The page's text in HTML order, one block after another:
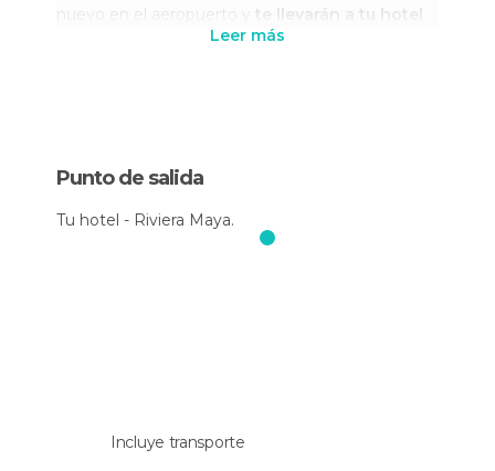
nuevo en el aeropuerto y te llevarán a tu hotel
Leer más
Punto de salida
Tu hotel - Riviera Maya.
Incluye transporte